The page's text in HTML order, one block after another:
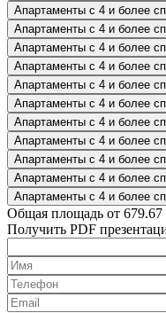
Апартаменты с 4 и более
Апартаменты с 4 и более
Апартаменты с 4 и более
Апартаменты с 4 и более
Апартаменты с 4 и более
Апартаменты с 4 и более
Апартаменты с 4 и более
Апартаменты с 4 и более
Апартаменты с 4 и более
Апартаменты с 4 и более
Апартаменты с 4 и более
Общая площадь от 679.67
Получить PDF